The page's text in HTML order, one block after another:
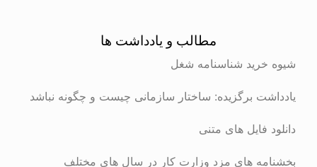
مطالب و یادداشت ها
شیوه خرید شناسنامه شغل
یادداشت برگزیده: ساختار سازمانی چیست و چگونه نباشد
دانلود فایل های متنی
بخشنامه های مزد وزارت کار در سال های مختلف